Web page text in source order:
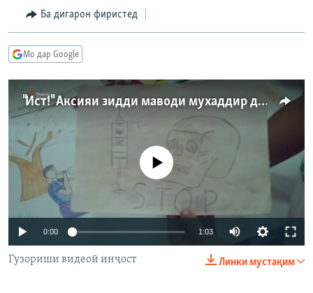
Ҷаҳиш
ҷустор
ОСИЁИ МАРКАЗӢ
МЕҲМОНИ ОЗОДӢ
ВАРЗИШ
ҶАНГ ДАР УКРАИНА
НАЗАРИ МАРДУМ
БЛОГИСТОН
ОЗОДӢ ОНЛАЙН
ЧАНДРАСОНАӢ
ВИДЕО
НИГОРИСТОН
ГУЗОРИШҲОИ РАДИОӢ
РӮЙХАТҲО
КИТОБҲОИ ОЗОДӢ
Русский
ПАЙГИРӢ КУНЕД
Ба дигарон фиристед
Мо дар Google
"Ист!" Аксияи зидди маводи мухаддир дар Хуҷанд (ВИДЕО)
Феълан кор намекунад
0:00 1:03
Линки мустақим
Гузориши видеоӣ инҷост